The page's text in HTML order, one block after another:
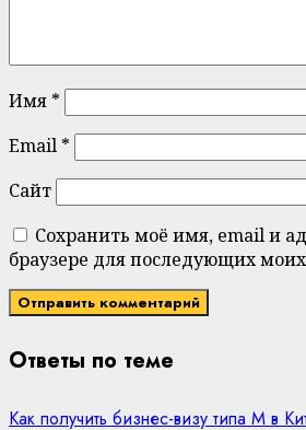
Имя *
Email *
Сайт
Сохранить моё имя, email и
браузере для последующих
Ответы по теме
Как получить бизнес-визу типа M в